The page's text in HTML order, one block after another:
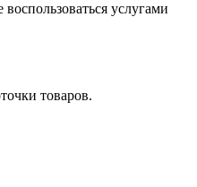
услугами
товаров.